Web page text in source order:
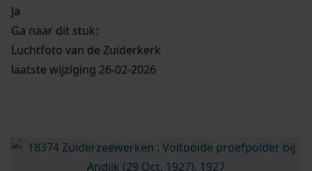
Ja
Ga naar dit stuk:
Luchtfoto van de Zuiderkerk
laatste wijziging 26-02-2026